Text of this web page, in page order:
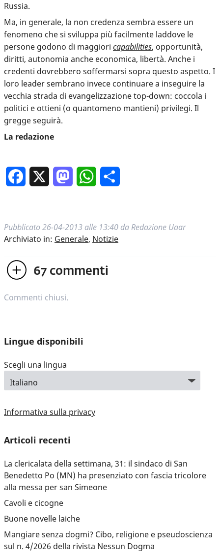
Russia.
Ma, in generale, la non credenza sembra essere un
fenomeno che si sviluppa più facilmente laddove le
persone godono di maggiori capabilities, opportunità,
diritti, autonomia anche economica, libertà. Anche i
credenti dovrebbero soffermarsi sopra questo aspetto. I
loro leader sembrano invece continuare a inseguire la
vecchia strada di evangelizzazione top-down: coccola i
politici e ottieni (o quantomeno mantieni) privilegi. Il
gregge seguirà.
La redazione
Facebook MastodonWhatsApp
Pubblicato 26-04-2013 alle 13:40 da Redazione Uaar
Archiviato in: Generale, Notizie
67 commenti
Commenti chiusi.
Lingue disponibili
Scegli una lingua
Informativa sulla privacy
Articoli recenti
La clericalata della settimana, 31: il sindaco di San
Benedetto Po (MN) ha presenziato con fascia tricolore
alla messa per san Simeone
Cavoli e cicogne
Buone novelle laiche
Mangiare senza dogmi? Cibo, religione e pseudoscienza
sul n. 4/2026 della rivista Nessun Dogma